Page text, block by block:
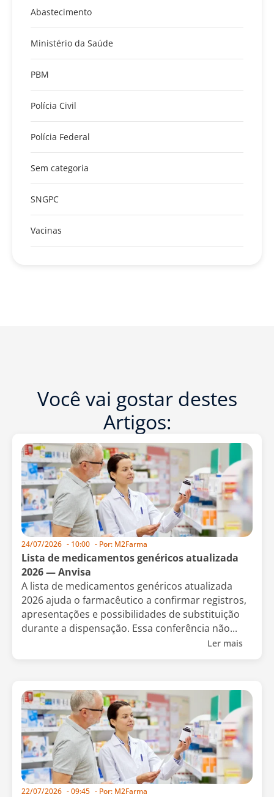
Abastecimento
Ministério da Saúde
PBM
Polícia Civil
Polícia Federal
Sem categoria
SNGPC
Vacinas
Você vai gostar destes
Artigos:
24/07/2026 - 10:00 - Por: M2Farma
Lista de medicamentos genéricos atualizada
2026 — Anvisa
A lista de medicamentos genéricos atualizada
2026 ajuda o farmacêutico a confirmar registros,
apresentações e possibilidades de substituição
durante a dispensação. Essa conferência não...
Ler mais
22/07/2026 -09:45 - Por: M2Farma